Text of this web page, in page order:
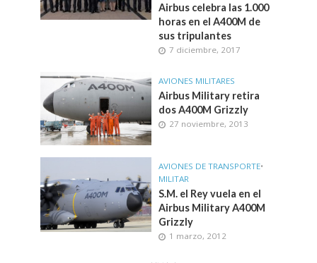
Airbus celebra las 1.000
horas en el A400M de
sus tripulantes
7 diciembre, 2017
AVIONES MILITARES
Airbus Military retira
dos A400M Grizzly
27 noviembre, 2013
AVIONES DE TRANSPORTE•
MILITAR
S.M. el Rey vuela en el
Airbus Military A400M
Grizzly
1 marzo, 2012